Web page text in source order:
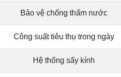
Bảo vệ chống thấm nước
Công suất tiêu thụ trong ngày
Hệ thống sấy kính